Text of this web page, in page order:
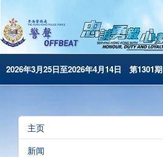
2026年3月25日至2026年4月14日 第1301期
昔日警声
警务处主页
主页
新闻